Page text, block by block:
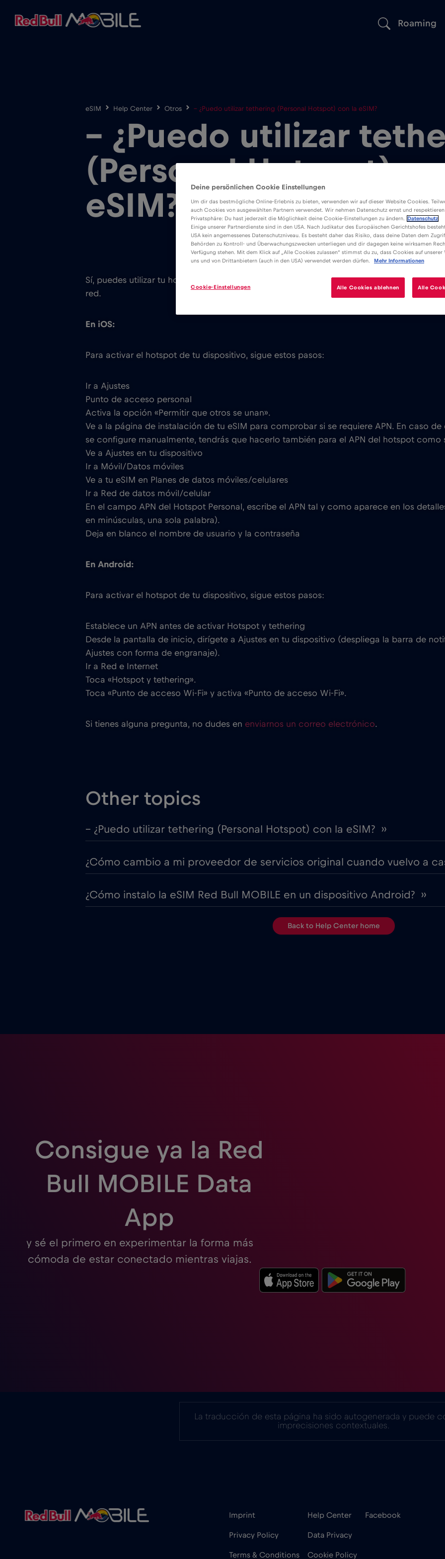
Roaming
eSIM Help Center Otros – ¿Puedo utilizar tethering (Personal Hotspot) con la eSIM?
– ¿Puedo utilizar
(Personal Hotspot)
eSIM?
Sí, puedes utilizar tu hotspot personal con tu eSIM de Red Bull MOBILE siempre que
red.
En iOS:
Para activar el hotspot de tu dispositivo, sigue estos pasos:
Ir a Ajustes
Punto de acceso personal
Activa la opción «Permitir que otros se unan».
Ve a la página de instalación de tu eSIM para comprobar si se requiere APN. En caso de
se configure manualmente, tendrás que hacerlo también para el APN del hotspot
Ve a Ajustes en tu dispositivo
Ir a Móvil/Datos móviles
Ve a tu eSIM en Planes de datos móviles/celulares
Ir a Red de datos móvil/celular
En el campo APN del Hotspot Personal, escribe el APN tal y como aparece en los
en minúsculas, una sola palabra).
Deja en blanco el nombre de usuario y la contraseña
En Android:
Para activar el hotspot de tu dispositivo, sigue estos pasos:
Establece un APN antes de activar Hotspot y tethering
Desde la pantalla de inicio, dirígete a Ajustes en tu dispositivo (despliega la barra de
Ajustes con forma de engranaje).
Ir a Red e Internet
Toca «Hotspot y tethering».
Toca «Punto de acceso Wi-Fi» y activa «Punto de acceso Wi-Fi».
Si tienes alguna pregunta, no dudes en enviarnos un correo electrónico.
Other topics
– ¿Puedo utilizar tethering (Personal Hotspot) con la eSIM? ››
¿Cómo cambio a mi proveedor de servicios original cuando vuelvo a
¿Cómo instalo la eSIM Red Bull MOBILE en un dispositivo Android? ››
Back to Help Center home
Consigue ya la Red
Bull MOBILE Data
App
y sé el primero en experimentar la forma más
cómoda de estar conectado mientras viajas.
La traducción de esta página ha sido autogenerada y puede
imprecisiones contextuales.
Imprint
Privacy Policy
Terms & Conditions
Help Center
Data Privacy
Cookie Policy
Facebook
Deine persönlichen Cookie Einstellungen
Um dir das bestmögliche Online-Erlebnis zu bieten, verwenden wir auf dieser Website Cookies.
auch Cookies von ausgewählten Partnern verwendet. Wir nehmen Datenschutz ernst und
Privatsphäre: Du hast jederzeit die Möglichkeit deine Cookie-Einstellungen zu ändern.
Datenschutz
Einige unserer Partnerdienste sind in den USA. Nach Judikatur des Europäischen Gerichtshofes
USA kein angemessenes Datenschutzniveau. Es besteht daher das Risiko, dass deine Daten dem
Behörden zu Kontroll- und Überwachungszwecken unterliegen und dir dagegen keine wirksamen
Verfügung stehen. Mit dem Klick auf „Alle Cookies zulassen“ stimmst du zu, dass Cookies auf unserer
uns und von Drittanbietern (auch in den USA) verwendet werden dürfen.
Mehr Informationen
Alle Cookies ablehnen Alle
Cookie-Einstellungen